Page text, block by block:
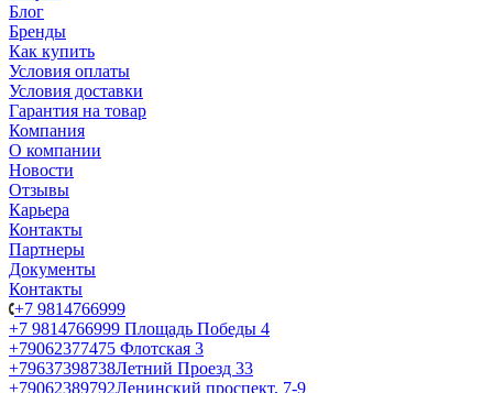
Блог
Бренды
Как купить
Условия оплаты
Условия доставки
Гарантия на товар
Компания
О компании
Новости
Отзывы
Карьера
Контакты
Партнеры
Документы
Контакты
+7 9814766999
+7 9814766999 Площадь Победы 4
+79062377475 Флотская 3
+79637398738Летний Проезд 33
+79062389792Ленинский проспект, 7-9